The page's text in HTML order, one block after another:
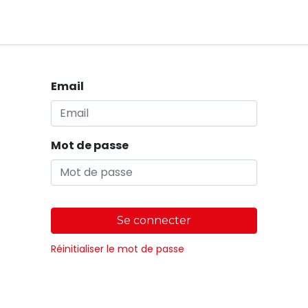
Email
Mot de passe
Se connecter
Réinitialiser le mot de passe